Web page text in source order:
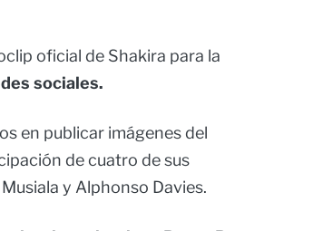
oficial de Shakira para la
sociales.
en publicar imágenes del
de cuatro de sus
y Alphonso Davies.